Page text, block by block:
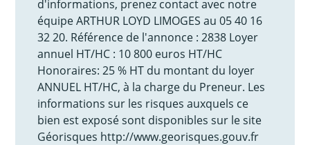
d'informations, prenez contact avec notre
équipe ARTHUR LOYD LIMOGES au 05 40 16
32 20. Référence de l'annonce : 2838 Loyer
annuel HT/HC : 10 800 euros HT/HC
Honoraires: 25 % HT du montant du loyer
ANNUEL HT/HC, à la charge du Preneur. Les
informations sur les risques auxquels ce
bien est exposé sont disponibles sur le site
Géorisques http://www.georisques.gouv.fr